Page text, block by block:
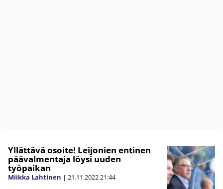
Yllättävä osoite! Leijonien entinen
päävalmentaja löysi uuden
työpaikan
Miikka Lahtinen | 21.11.202221:44